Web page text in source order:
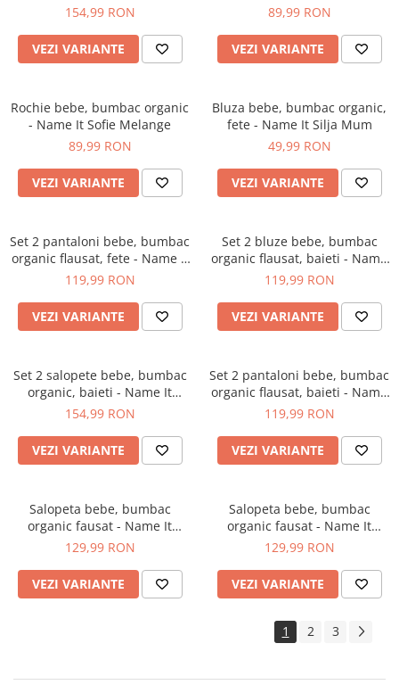
154,99 RON
VEZI VARIANTE
89,99 RON
VEZI VARIANTE
Rochie bebe, bumbac organic
- Name It Sofie Melange
89,99 RON
VEZI VARIANTE
Bluza bebe, bumbac organic,
fete - Name It Silja Mum
49,99 RON
VEZI VARIANTE
Set 2 pantaloni bebe, bumbac
organic flausat, fete - Name It
Sidse
119,99 RON
VEZI VARIANTE
Set 2 bluze bebe, bumbac
organic flausat, baieti - Name
It Steve Sweat
119,99 RON
VEZI VARIANTE
Set 2 salopete bebe, bumbac
organic, baieti - Name It
Sandy
154,99 RON
VEZI VARIANTE
Set 2 pantaloni bebe, bumbac
organic flausat, baieti - Name
It Steve
119,99 RON
VEZI VARIANTE
Salopeta bebe, bumbac
organic fausat - Name It
Soren Grey
129,99 RON
VEZI VARIANTE
Salopeta bebe, bumbac
organic fausat - Name It
Soren Coconut
129,99 RON
VEZI VARIANTE
1 2 3